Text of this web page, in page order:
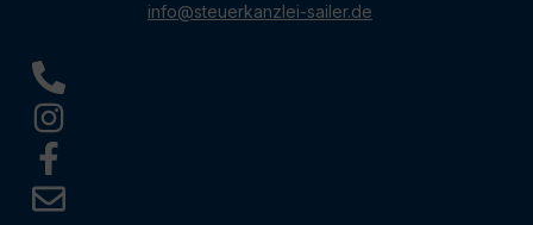
info@steuerkanzlei-sailer.de